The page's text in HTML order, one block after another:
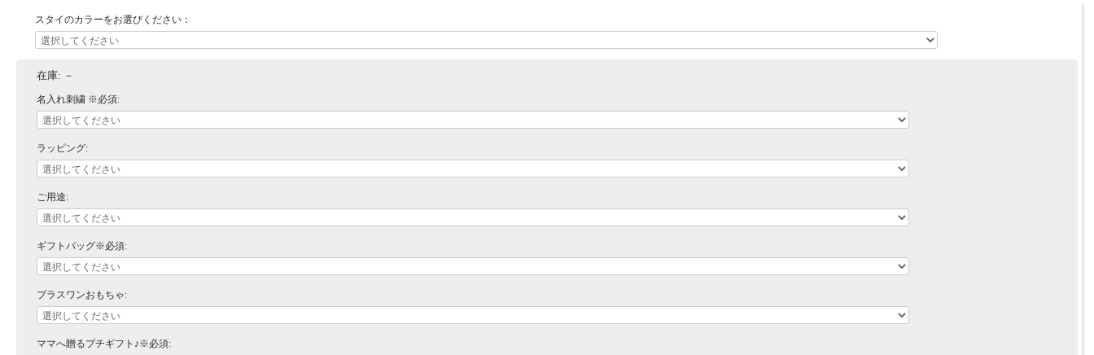
スタイのカラーをお選びください：
在庫: －
名入れ刺繍 ※必須:
ラッピング:
ご用途:
ギフトバッグ※必須:
プラスワンおもちゃ:
ママへ贈るプチギフト♪※必須: